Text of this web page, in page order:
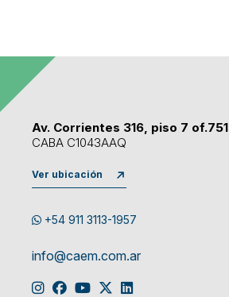
Av. Corrientes 316, piso 7 of.751
CABA C1043AAQ
Ver ubicación
+54 911 3113-1957
info@caem.com.ar